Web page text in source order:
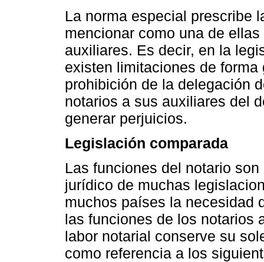
La norma especial prescribe
mencionar como una de
auxiliares. Es decir, en la
existen limitaciones de
prohibición de la delegación
notarios a sus auxiliares del
generar perjuicios.
Legislación comparada
Las funciones del notario
jurídico de muchas
muchos países la necesidad
las funciones de los notarios
labor notarial conserve su
como referencia a los